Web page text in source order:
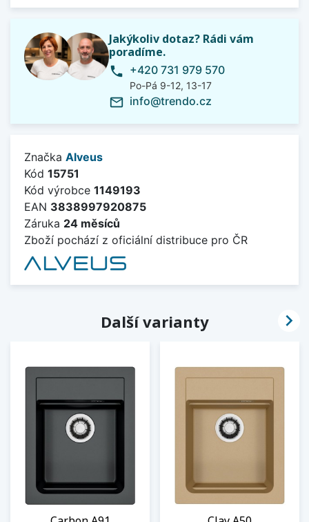
Jakýkoliv dotaz? Rádi vám
poradíme.
phone +420 731 979 570
Po-Pá 9-12, 13-17
mail_outline info@trendo.cz
Značka Alveus
Kód 15751
Kód výrobce 1149193
EAN 3838997920875
Záruka 24 měsíců
Zboží pochází z oficiální distribuce pro ČR
Další varianty 